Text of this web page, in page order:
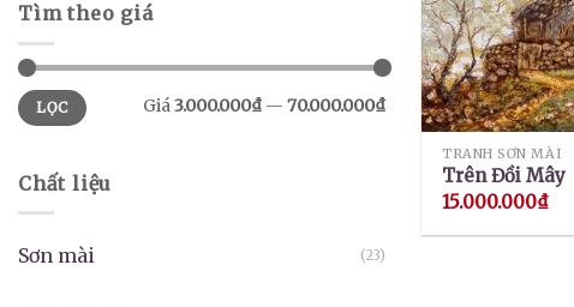
Tìm theo giá
Giá
thấp
nhất
Giá
cao
nhất
LỌC Giá3.000.000₫ — 70.000.000₫
Chất liệu
Sơn mài (23)
TRANH SƠN MÀI
Trên Đồi Mây
15.000.000₫